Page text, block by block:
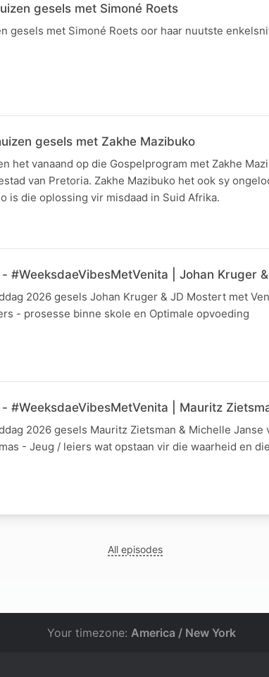
gesels met Simoné Roets
gesels met Simoné Roets oor haar nuutste
gesels met Zakhe Mazibuko
het vanaand op die Gospelprogram met Zakhe
van Pretoria. Zakhe Mazibuko het ook sy
is die oplossing vir misdaad in Suid Afrika.
- #WeeksdaeVibesMetVenita | Johan Kruger
2026 gesels Johan Kruger & JD Mostert met
- prosesse binne skole en Optimale opvoeding
- #WeeksdaeVibesMetVenita | Mauritz
2026 gesels Mauritz Zietsman & Michelle Janse
- Jeug / leiers wat opstaan vir die waarheid en
All episodes
Your timezone: America / New York